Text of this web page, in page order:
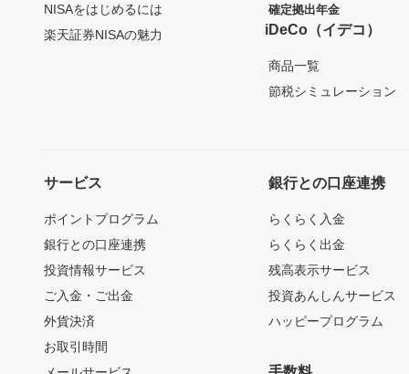
NISAをはじめるには
楽天証券NISAの魅力
確定拠出年金
iDeCo（イデコ）
商品一覧
節税シミュレーション
サービス
ポイントプログラム
銀行との口座連携
投資情報サービス
ご入金・ご出金
外貨決済
お取引時間
銀行との口座連携
らくらく入金
らくらく出金
残高表示サービス
投資あんしんサービス
ハッピープログラム